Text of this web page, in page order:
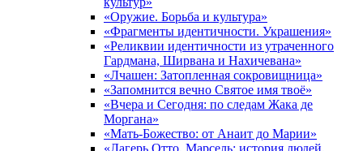
«Оружие. Борьба и культура»
«Фрагменты идентичности. Украшения»
«Реликвии идентичности из утраченного
Гардмана, Ширвана и Нахичевана»
«Лчашен: Затопленная сокровищница»
«Запомнится вечно Святое имя твоё»
«Вчера и Сегодня: по следам Жака де
Моргана»
«Мать-Божество: от Анаит до Марии»
«Лагерь Отто, Марсель: история людей,